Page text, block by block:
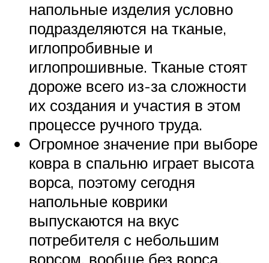
напольные изделия условно
подразделяются на тканые,
иглопробивные и
иглопрошивные. Тканые стоят
дороже всего из-за сложности
их создания и участия в этом
процессе ручного труда.
Огромное значение при выборе
ковра в спальню играет высота
ворса, поэтому сегодня
напольные коврики
выпускаются на вкус
потребителя с небольшим
ворсом, вообще без ворса,